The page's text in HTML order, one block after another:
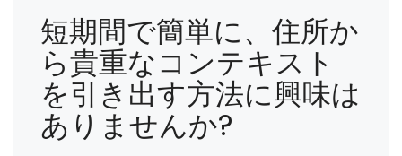
短期間で簡単に、住所か
ら貴重なコンテキスト
を引き出す方法に興味は
ありませんか?